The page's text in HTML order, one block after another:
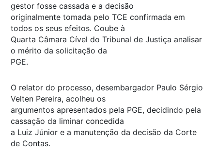
gestor fosse cassada e a decisão
originalmente tomada pelo TCE confirmada em
todos os seus efeitos. Coube à
Quarta Câmara Cível do Tribunal de Justiça analisar
o mérito da solicitação da
PGE.
O relator do processo, desembargador Paulo Sérgio
Velten Pereira, acolheu os
argumentos apresentados pela PGE, decidindo pela
cassação da liminar concedida
a Luiz Júnior e a manutenção da decisão da Corte
de Contas.